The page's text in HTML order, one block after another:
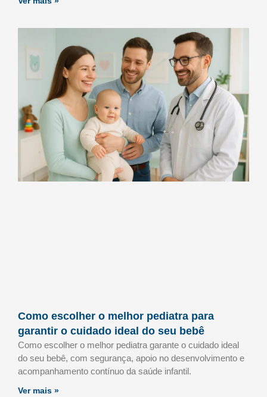
Como escolher o melhor pediatra para
garantir o cuidado ideal do seu bebê
Como escolher o melhor pediatra garante o cuidado ideal
do seu bebê, com segurança, apoio no desenvolvimento e
acompanhamento contínuo da saúde infantil.
Ver mais »